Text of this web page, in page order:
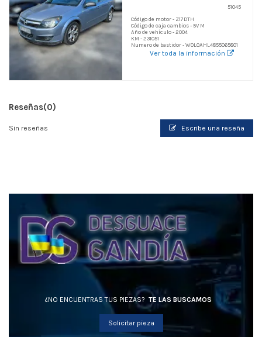
51045
Código de motor - Z17DTH
Código de caja cambios - 5V M
Año de vehículo - 2004
KM - 231051
Numero de bastidor - W0L0AHL4855065801
Ver toda la información
Reseñas(0)
Sin reseñas Escribe una reseña
¿NO ENCUENTRAS TUS PIEZAS? TE LAS BUSCAMOS
Solicitar pieza